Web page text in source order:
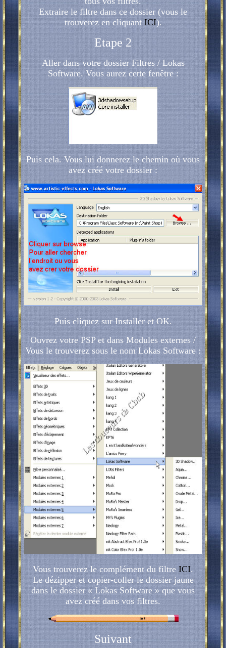
Extraire le filtre dans ce dossier (vous le
trouverez en cliquantICI).
Etape 2
Aller dans votre dossier Filtres / Lokas
Software. Vous aurez cette fenêtre :
Puis cela. Vous lui donnerez le chemin où vous
avez créé votre dossier :
Puis cliquez sur Installer et OK.
Ouvrez votre PSP et dans Modules externes /
Vous le trouverez sous le nom Lokas Software :
Vous trouverez le complément du filtreICI.
Le dézipper et copier-coller le dossier jaune
dans le dossier « Lokas Software » que vous
avez créé dans vos filtres.
Suivant